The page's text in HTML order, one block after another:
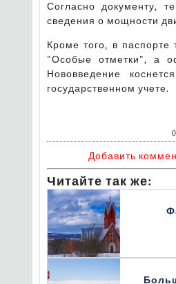
Согласно документу,
сведения о мощности
Кроме того, в паспорте
"Особые отметки", а
Нововведение
государственном учете.
Добавить
Читайте так же: